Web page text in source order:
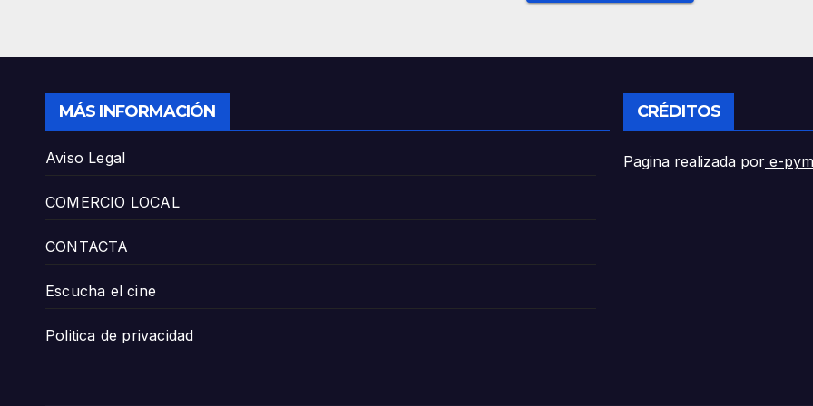
MÁS INFORMACIÓN
Aviso Legal
COMERCIO LOCAL
CONTACTA
Escucha el cine
Politica de privacidad
CRÉDITOS
Pagina realizada por e-